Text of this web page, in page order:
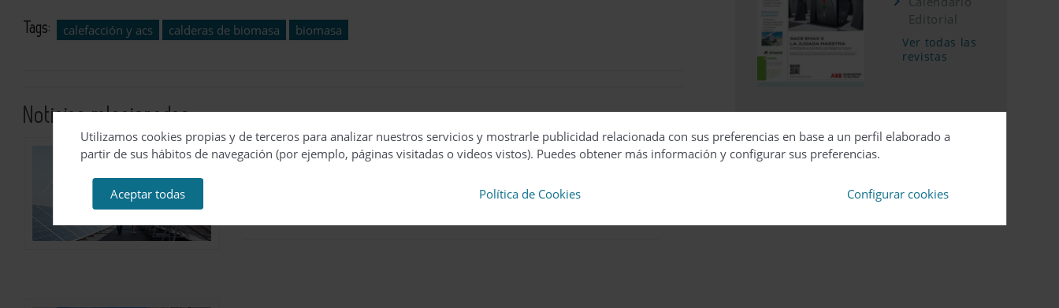
Tags: calefacción y acs calderas de biomasa biomasa
Noticias relacionadas
ABB refuerza sus servicios de descarbonización con una
Editorial
Ver todas las
revistas
Utilizamos cookies propias y de terceros para analizar nuestros servicios y mostrarle publicidad relacionada con sus preferencias en base a un perfil elaborado a
partir de sus hábitos de navegación (por ejemplo, páginas visitadas o videos vistos). Puedes obtener más información y configurar sus preferencias.
Aceptar todas Política de Cookies Configurar cookies